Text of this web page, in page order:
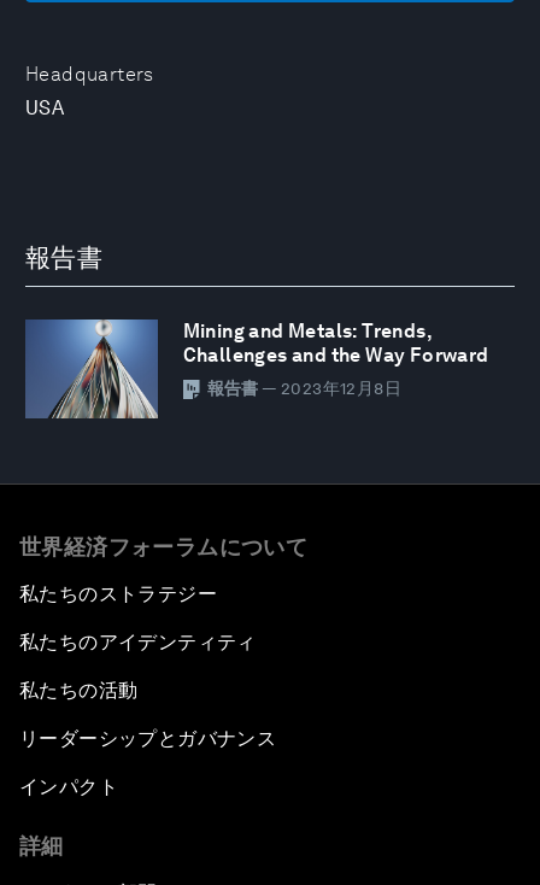
Headquarters
USA
報告書
Mining and Metals: Trends,
Challenges and the Way Forward
報告書 — 2023年12月8日
世界経済フォーラムについて
私たちのストラテジー
私たちのアイデンティティ
私たちの活動
リーダーシップとガバナンス
インパクト
詳細